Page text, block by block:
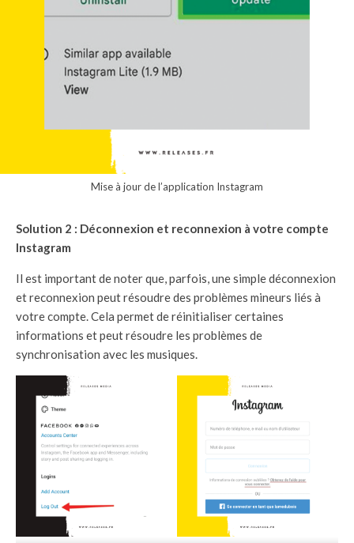
Mise à jour de l’application Instagram
Solution 2 : Déconnexion et reconnexion à votre compte
Instagram
Il est important de noter que, parfois, une simple déconnexion
et reconnexion peut résoudre des problèmes mineurs liés à
votre compte. Cela permet de réinitialiser certaines
informations et peut résoudre les problèmes de
synchronisation avec les musiques.